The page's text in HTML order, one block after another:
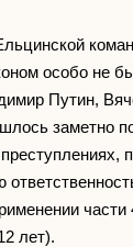
особо не
Путин,
заметно
части
лет).